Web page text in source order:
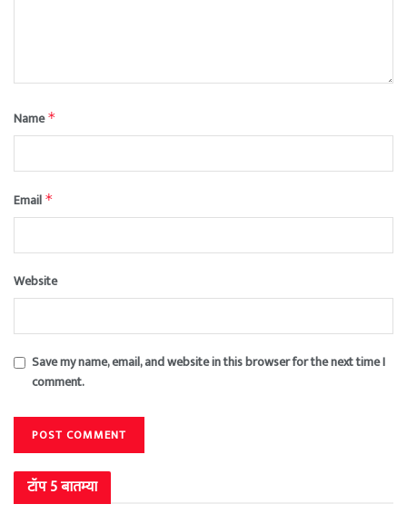
Name*
Email *
Website
Save my name, email, and website in this browser for the next time I
comment.
टॉप 5 बातम्या